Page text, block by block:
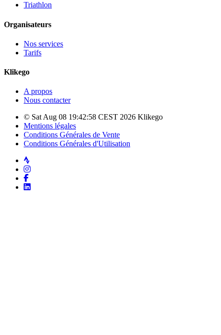
Triathlon
Organisateurs
Nos services
Tarifs
Klikego
A propos
Nous contacter
© Sat Aug 08 19:42:58 CEST 2026 Klikego
Mentions légales
Conditions Générales de Vente
Conditions Générales d'Utilisation
Strava
Instagram
Facebook
LinkedIn